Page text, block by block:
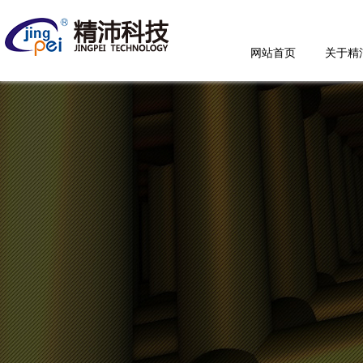
网站首页 关于精